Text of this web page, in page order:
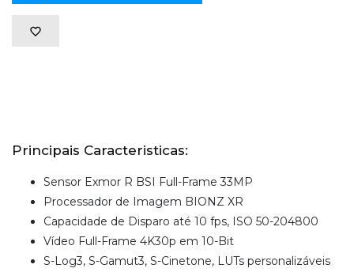
Principais Caracteristicas:
Sensor Exmor R BSI Full-Frame 33MP
Processador de Imagem BIONZ XR
Capacidade de Disparo até 10 fps, ISO 50-204800
Vídeo Full-Frame 4K30p em 10-Bit
S-Log3, S-Gamut3, S-Cinetone, LUTs personalizáveis